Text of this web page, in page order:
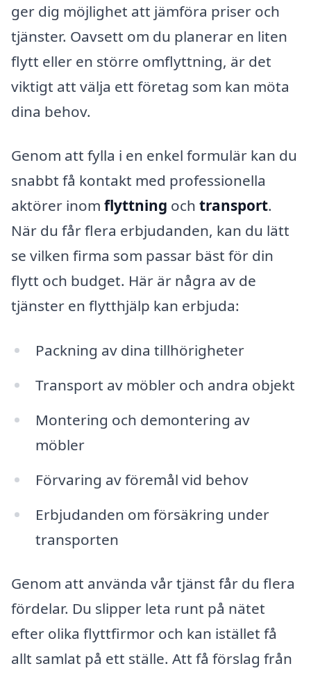
ger dig möjlighet att jämföra priser och
tjänster. Oavsett om du planerar en liten
flytt eller en större omflyttning, är det
viktigt att välja ett företag som kan möta
dina behov.
Genom att fylla i en enkel formulär kan du
snabbt få kontakt med professionella
aktörer inom flyttning och transport.
När du får flera erbjudanden, kan du lätt
se vilken firma som passar bäst för din
flytt och budget. Här är några av de
tjänster en flytthjälp kan erbjuda:
Packning av dina tillhörigheter
Transport av möbler och andra objekt
Montering och demontering av
möbler
Förvaring av föremål vid behov
Erbjudanden om försäkring under
transporten
Genom att använda vår tjänst får du flera
fördelar. Du slipper leta runt på nätet
efter olika flyttfirmor och kan istället få
allt samlat på ett ställe. Att få förslag från